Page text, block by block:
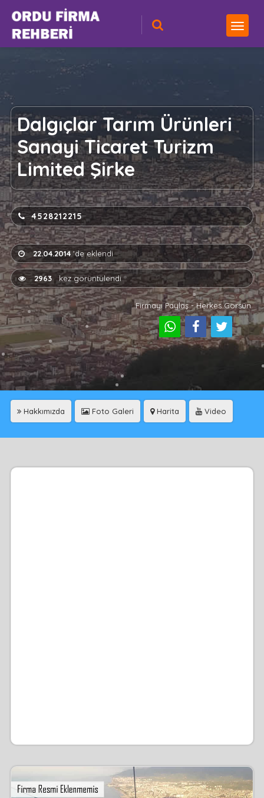
Dalgıçlar Tarım Ürünleri
Sanayi Ticaret Turizm
Limited Şirke
4528212215
22.04.2014'de eklendi
2963kez görüntülendi
Firmayı Paylaş - Herkes Görsün
Hakkımızda Foto Galeri Harita Video